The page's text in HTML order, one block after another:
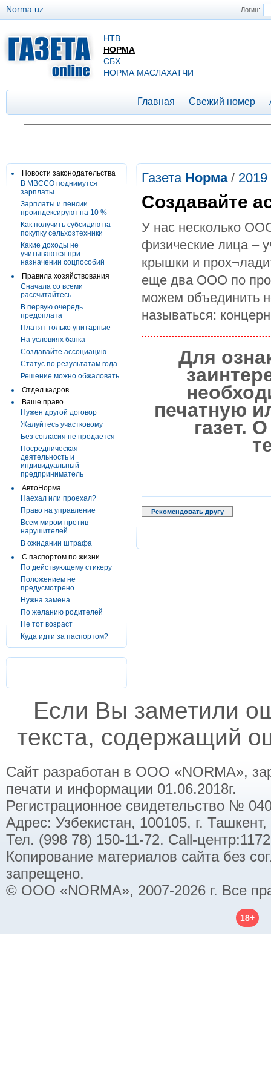
Логин:
Norma.uz
НТВ
НОРМА
СБХ
НОРМА МАСЛАХАТЧИ
Главная Свежий номер
Новости законодательства
В МВССО поднимутся
зарплаты
Зарплаты и пенсии
проиндексируют на 10 %
Как получить субсидию на
покупку сельхозтехники
Какие доходы не
учитываются при
назначении соцпособий
Правила хозяйствования
Сначала со всеми
рассчитайтесь
В первую очередь
предоплата
Платят только унитарные
На условиях банка
Создавайте ассоциацию
Статус по результатам года
Решение можно обжаловать
Отдел кадров
Ваше право
Нужен другой договор
Жалуйтесь участковому
Без согласия не продается
Посредническая
деятельность и
индивидуальный
предприниматель
АвтоНорма
Наехал или проехал?
Право на управление
Всем миром против
нарушителей
В ожидании штрафа
С паспортом по жизни
По действующему стикеру
Положением не
предусмотрено
Нужна замена
По желанию родителей
Не тот возраст
Куда идти за паспортом?
Газета Норма/ 2019
Создавайте
У нас несколько
физические лица –
крышки и
еще два ООО по
можем объединить
называться:
Для
печатную
газет.
Рекомендовать другу
Если Вы заметили
текста, содержащий
Сайт разработан в ООО «NORMA»,
печати и информации 01.06.2018г.
Регистрационное свидетельство №
Адрес: Узбекистан, 100105, г.
Тел. (998 78) 150-11-72. Call-
Копирование материалов сайта без
запрещено.
© ООО «NORMA», 2007-2026 г. Все
18+